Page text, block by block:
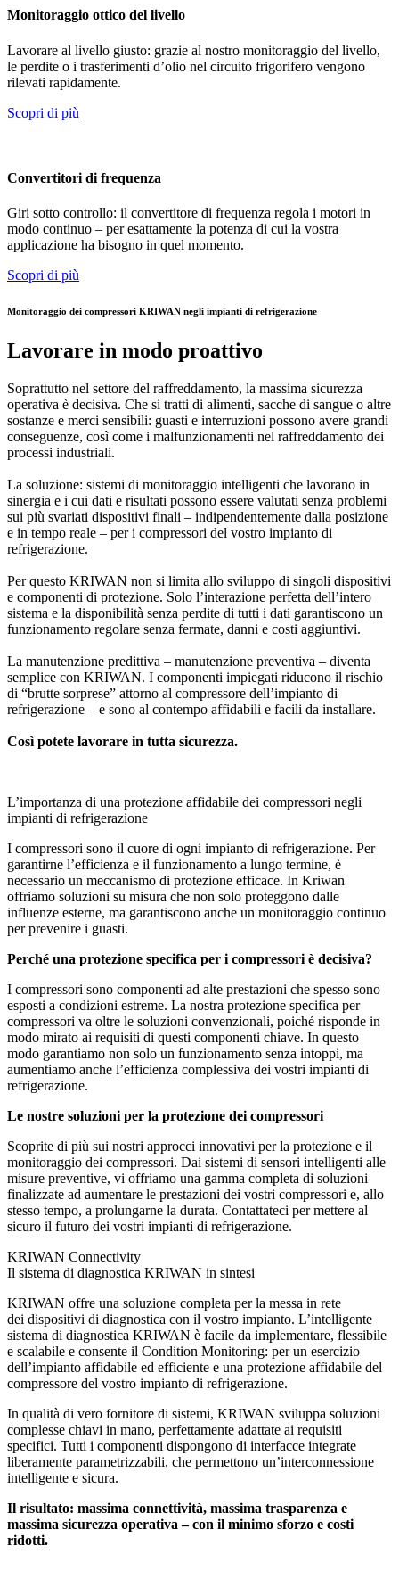
Monitoraggio ottico del livello
Lavorare al livello giusto: grazie al nostro monitoraggio del livello,
le perdite o i trasferimenti d’olio nel circuito frigorifero vengono
rilevati rapidamente.
Scopri di più
Convertitori di frequenza
Giri sotto controllo: il convertitore di frequenza regola i motori in
modo continuo – per esattamente la potenza di cui la vostra
applicazione ha bisogno in quel momento.
Scopri di più
Monitoraggio dei compressori KRIWAN negli impianti di refrigerazione
Lavorare in modo proattivo
Soprattutto nel settore del raffreddamento, la massima sicurezza
operativa è decisiva. Che si tratti di alimenti, sacche di sangue o altre
sostanze e merci sensibili: guasti e interruzioni possono avere grandi
conseguenze, così come i malfunzionamenti nel raffreddamento dei
processi industriali.
La soluzione: sistemi di monitoraggio intelligenti che lavorano in
sinergia e i cui dati e risultati possono essere valutati senza problemi
sui più svariati dispositivi finali – indipendentemente dalla posizione
e in tempo reale – per i compressori del vostro impianto di
refrigerazione.
Per questo KRIWAN non si limita allo sviluppo di singoli dispositivi
e componenti di protezione. Solo l’interazione perfetta dell’intero
sistema e la disponibilità senza perdite di tutti i dati garantiscono un
funzionamento regolare senza fermate, danni e costi aggiuntivi.
La manutenzione predittiva – manutenzione preventiva – diventa
semplice con KRIWAN. I componenti impiegati riducono il rischio
di “brutte sorprese” attorno al compressore dell’impianto di
refrigerazione – e sono al contempo affidabili e facili da installare.
Così potete lavorare in tutta sicurezza.
L’importanza di una protezione affidabile dei compressori negli
impianti di refrigerazione
I compressori sono il cuore di ogni impianto di refrigerazione. Per
garantirne l’efficienza e il funzionamento a lungo termine, è
necessario un meccanismo di protezione efficace. In Kriwan
offriamo soluzioni su misura che non solo proteggono dalle
influenze esterne, ma garantiscono anche un monitoraggio continuo
per prevenire i guasti.
Perché una protezione specifica per i compressori è decisiva?
I compressori sono componenti ad alte prestazioni che spesso sono
esposti a condizioni estreme. La nostra protezione specifica per
compressori va oltre le soluzioni convenzionali, poiché risponde in
modo mirato ai requisiti di questi componenti chiave. In questo
modo garantiamo non solo un funzionamento senza intoppi, ma
aumentiamo anche l’efficienza complessiva dei vostri impianti di
refrigerazione.
Le nostre soluzioni per la protezione dei compressori
Scoprite di più sui nostri approcci innovativi per la protezione e il
monitoraggio dei compressori. Dai sistemi di sensori intelligenti alle
misure preventive, vi offriamo una gamma completa di soluzioni
finalizzate ad aumentare le prestazioni dei vostri compressori e, allo
stesso tempo, a prolungarne la durata. Contattateci per mettere al
sicuro il futuro dei vostri impianti di refrigerazione.
KRIWAN Connectivity
Il sistema di diagnostica KRIWAN in sintesi
KRIWAN offre una soluzione completa per la messa in rete
dei dispositivi di diagnostica con il vostro impianto. L’intelligente
sistema di diagnostica KRIWAN è facile da implementare, flessibile
e scalabile e consente il Condition Monitoring: per un esercizio
dell’impianto affidabile ed efficiente e una protezione affidabile del
compressore del vostro impianto di refrigerazione.
In qualità di vero fornitore di sistemi, KRIWAN sviluppa soluzioni
complesse chiavi in mano, perfettamente adattate ai requisiti
specifici. Tutti i componenti dispongono di interfacce integrate
liberamente parametrizzabili, che permettono un’interconnessione
intelligente e sicura.
Il risultato: massima connettività, massima trasparenza e
massima sicurezza operativa – con il minimo sforzo e costi
ridotti.